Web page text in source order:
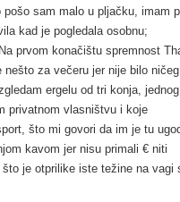
sam malo u pljačku, imam
kad je pogledala osobnu;
prvom konačištu spremnost
nešto za večeru jer nije bilo
ergelu od tri konja,
privatnom vlasništvu i koje
što mi govori da im je tu
kavom jer nisu primali € niti
je otprilike iste težine na vagi